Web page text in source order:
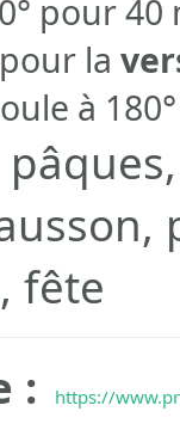
pour
la
à
fête
:
https://